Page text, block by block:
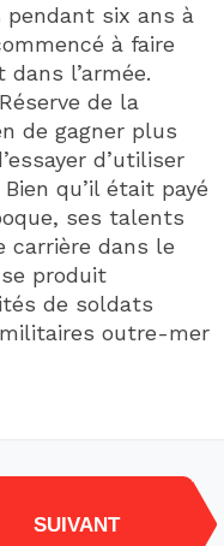
pendant six ans à
à faire
l’armée.
de la
de gagner plus
d’utiliser
qu’il était payé
ses talents
carrière dans le
produit
de soldats
outre-mer
SUIVANT